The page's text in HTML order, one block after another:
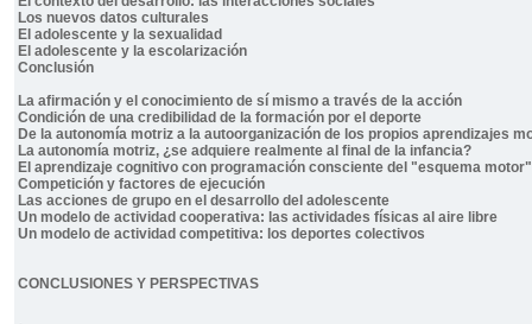
Los nuevos datos culturales
El adolescente y la sexualidad
El adolescente y la escolarización
Conclusión
La afirmación y el conocimiento de sí mismo a través de la acción
Condición de una credibilidad de la formación por el deporte
De la autonomía motriz a la autoorganización de los propios aprendizajes
La autonomía motriz, ¿se adquiere realmente al final de la infancia?
El aprendizaje cognitivo con programación consciente del "esquema motor"
Competición y factores de ejecución
Las acciones de grupo en el desarrollo del adolescente
Un modelo de actividad cooperativa: las actividades físicas al aire libre
Un modelo de actividad competitiva: los deportes colectivos
CONCLUSIONES Y PERSPECTIVAS